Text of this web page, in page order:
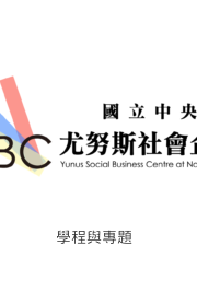
學程與專題